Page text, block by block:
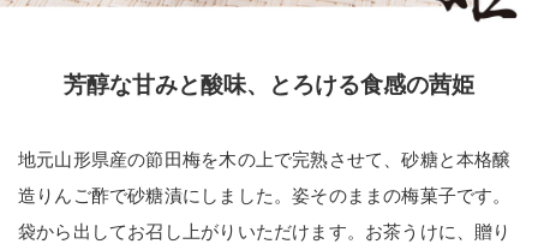
芳醇な甘みと酸味、とろける食感の茜姫
地元山形県産の節田梅を木の上で完熟させて、砂糖と本格醸
造りんご酢で砂糖漬にしました。姿そのままの梅菓子です。
袋から出してお召し上がりいただけます。お茶うけに、贈り